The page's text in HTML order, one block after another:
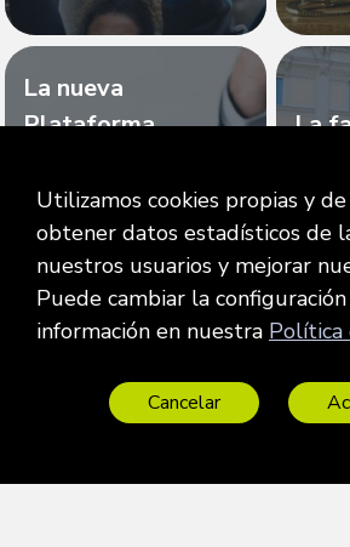
La nueva
Plataforma
Subastas Judiciales
y los cambios para
el Procurador
La
Utilizamos cookies propias y
obtener datos estadísticos de
nuestros usuarios y mejorar
Puede cambiar la
información en nuestra Política
Cancelar